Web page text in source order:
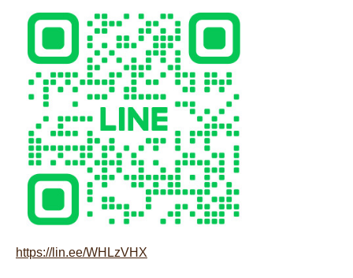
https://lin.ee/WHLzVHX